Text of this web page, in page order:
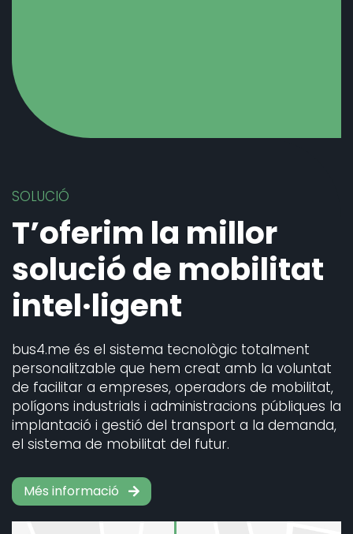
SOLUCIÓ
T’oferim la millor
solució de mobilitat
intel·ligent
bus4.me és el sistema tecnològic totalment
personalitzable que hem creat amb la voluntat
de facilitar a empreses, operadors de mobilitat,
polígons industrials i administracions públiques la
implantació i gestió del transport a la demanda,
el sistema de mobilitat del futur.
Més informació